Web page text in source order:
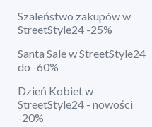
Szaleństwo zakupów w
StreetStyle24 -25%
Santa Sale w StreetStyle24
do -60%
Dzień Kobiet w
StreetStyle24 - nowości
-20%